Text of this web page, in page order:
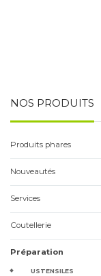
NOS PRODUITS
Produits phares
Nouveautés
Services
Coutellerie
Préparation
USTENSILES